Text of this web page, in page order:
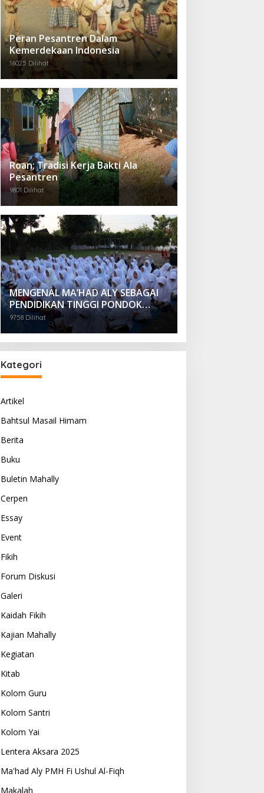
Peran Pesantren Dalam
Kemerdekaan Indonesia
16025 Dilihat
Roan; Tradisi Kerja Bakti Ala
Pesantren
9801 Dilihat
MENGENAL MA’HAD ALY SEBAGAI
PENDIDIKAN TINGGI PONDOK
PESANTREN
9758 Dilihat
Kategori
Artikel
Bahtsul Masail Himam
Berita
Buku
Buletin Mahally
Cerpen
Essay
Event
Fikih
Forum Diskusi
Galeri
Kaidah Fikih
Kajian Mahally
Kegiatan
Kitab
Kolom Guru
Kolom Santri
Kolom Yai
Lentera Aksara 2025
Ma'had Aly PMH Fi Ushul Al-Fiqh
Makalah